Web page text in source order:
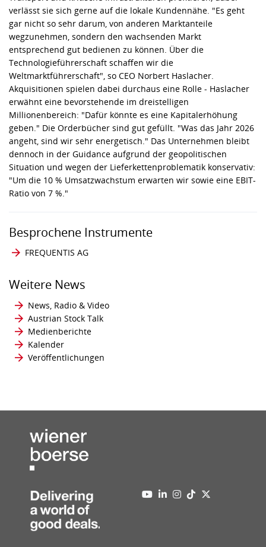
verlässt sie sich gerne auf die lokale Kundennähe. "Es geht
gar nicht so sehr darum, von anderen Marktanteile
wegzunehmen, sondern den wachsenden Markt
entsprechend gut bedienen zu können. Über die
Technologieführerschaft schaffen wir die
Weltmarktführerschaft", so CEO Norbert Haslacher.
Akquisitionen spielen dabei durchaus eine Rolle - Haslacher
erwähnt eine bevorstehende im dreistelligen
Millionenbereich: "Dafür könnte es eine Kapitalerhöhung
geben." Die Orderbücher sind gut gefüllt. "Was das Jahr 2026
angeht, sind wir sehr energetisch." Das Unternehmen bleibt
dennoch in der Guidance aufgrund der geopolitischen
Situation und wegen der Lieferkettenproblematik konservativ:
"Um die 10 % Umsatzwachstum erwarten wir sowie eine EBIT-
Ratio von 7 %."
Besprochene Instrumente
FREQUENTIS AG
Weitere News
News, Radio & Video
Austrian Stock Talk
Medienberichte
Kalender
Veröffentlichungen